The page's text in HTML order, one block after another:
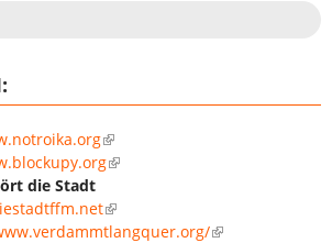
die Stadt